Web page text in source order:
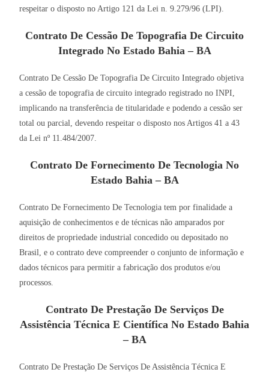
respeitar o disposto no Artigo 121 da Lei n. 9.279/96 (LPI).
Contrato De Cessão De Topografia De Circuito
Integrado No Estado Bahia – BA
Contrato De Cessão De Topografia De Circuito Integrado objetiva
a cessão de topografia de circuito integrado registrado no INPI,
implicando na transferência de titularidade e podendo a cessão ser
total ou parcial, devendo respeitar o disposto nos Artigos 41 a 43
da Lei nº 11.484/2007.
Contrato De Fornecimento De Tecnologia No
Estado Bahia – BA
Contrato De Fornecimento De Tecnologia tem por finalidade a
aquisição de conhecimentos e de técnicas não amparados por
direitos de propriedade industrial concedido ou depositado no
Brasil, e o contrato deve compreender o conjunto de informação e
dados técnicos para permitir a fabricação dos produtos e/ou
processos.
Contrato De Prestação De Serviços De
Assistência Técnica E Científica No Estado Bahia
– BA
Contrato De Prestação De Serviços De Assistência Técnica E